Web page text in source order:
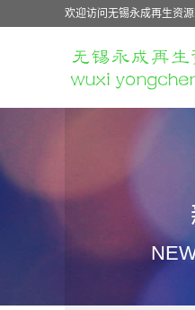
欢迎访问无锡永成再生资